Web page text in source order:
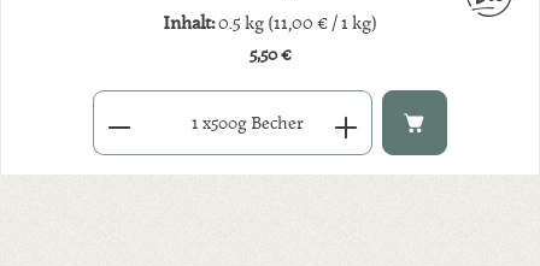
Inhalt:0.5 kg(11,00 € / 1 kg)
Regulärer Preis:
5,50 €
Produkt Anzahl: Gib den gewünschten Wert ein oder benutze
x500g Becher